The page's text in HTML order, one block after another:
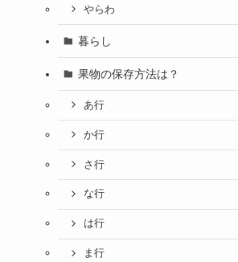
やらわ
暮らし
果物の保存方法は？
あ行
か行
さ行
な行
は行
ま行